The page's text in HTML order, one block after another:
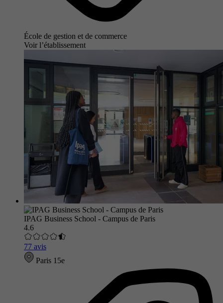
École de gestion et de commerce
Voir l’établissement
IPAG Business School - Campus de Paris
4.6
77 avis
Paris 15e